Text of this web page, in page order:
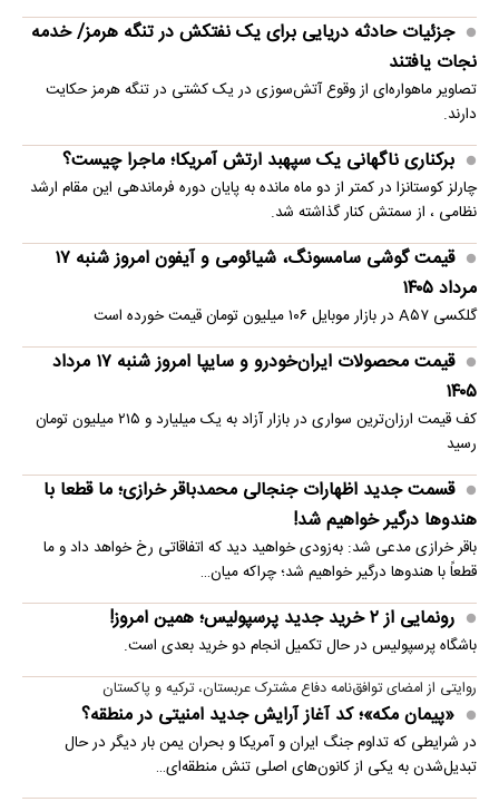
جزئیات حادثه دریایی برای یک نفتکش در تنگه هرمز/ خدمه
نجات یافتند
تصاویر ماهو‌اره‌ای از وقوع آتش‌سوزی در یک کشتی در تنگه هرمز حکایت
دارند.
برکناری ناگهانی یک سپهبد ارتش آمریکا؛ ماجرا چیست؟
چارلز کوستانزا در کمتر از دو ماه مانده به پایان دوره فرماندهی این مقام ارشد
نظامی ، از سمتش کنار گذاشته شد.
قیمت گوشی سامسونگ، شیائومی و آیفون امروز شنبه ۱۷
مرداد ۱۴۰۵
گلکسی A۵۷ در بازار موبایل ۱۰۶ میلیون تومان قیمت خورده است
قیمت محصولات ایران‌خودرو و سایپا امروز شنبه ۱۷ مرداد
۱۴۰۵
کف قیمت ارزان‌ترین سواری در بازار آزاد به یک میلیارد و ۲۱۵ میلیون تومان
رسید
قسمت جدید اظهارات جنجالی محمدباقر خرازی؛ ما قطعا با
هندوها درگیر خواهیم شد!
باقر خرازی مدعی شد: به‌زودی خواهید دید که اتفاقاتی رخ خواهد داد و ما
قطعاً با هندوها درگیر خواهیم شد؛ چراکه میان…
رونمایی از ۲ خرید جدید پرسپولیس؛ همین امروز!
باشگاه پرسپولیس در حال تکمیل انجام دو خرید بعدی است.
روایتی از امضای توافق‌نامه دفاع مشترک عربستان، ترکیه و پاکستان
«پیمان مکه»؛ کد آغاز آرایش جدید امنیتی در منطقه؟
در شرایطی که تداوم جنگ ایران و آمریکا و بحران یمن بار دیگر در حال
تبدیل‌شدن به یکی از کانون‌های اصلی تنش منطقه‌ای…